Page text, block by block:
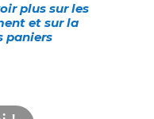
plus sur les
et sur la
paniers